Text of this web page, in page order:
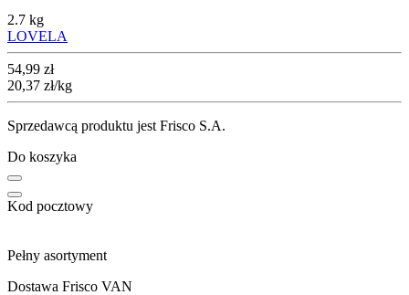
2.7 kg
LOVELA
Cena
54,99 zł
20,37 zł/kg
Sprzedawcą produktu jest Frisco S.A.
Do koszyka
Kod pocztowy
Pełny asortyment
Dostawa Frisco VAN